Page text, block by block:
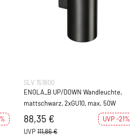
SLV 151800
ENOLA_B UP/DOWN Wandleuchte,
mattschwarz, 2xGU10, max. 50W
88,35 €
UVP -21%
UVP 111,86 €